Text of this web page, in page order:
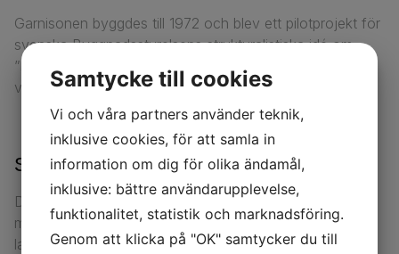
Garnisonen byggdes till 1972 och blev ett pilotprojekt för
svenska Byggnadsstyrelsens strukturalistiska idé om
”kontorsbygglådan” som skulle kunna anpassas efter
verksamhetens behov. Byggt av A4-arkitektkontor.
Standardisering
Den strukturalistiska idén bygger på en förenklad och
mer standardiserad form av funktionalismen. Runt om i
landets storstäder byggdes nu förorter, till exempel
Samtycke till cookies
Vi och våra partners använder teknik,
inklusive cookies, för att samla in
information om dig för olika ändamål,
inklusive: bättre användarupplevelse,
funktionalitet, statistik och marknadsföring.
Genom att klicka på "OK" samtycker du till